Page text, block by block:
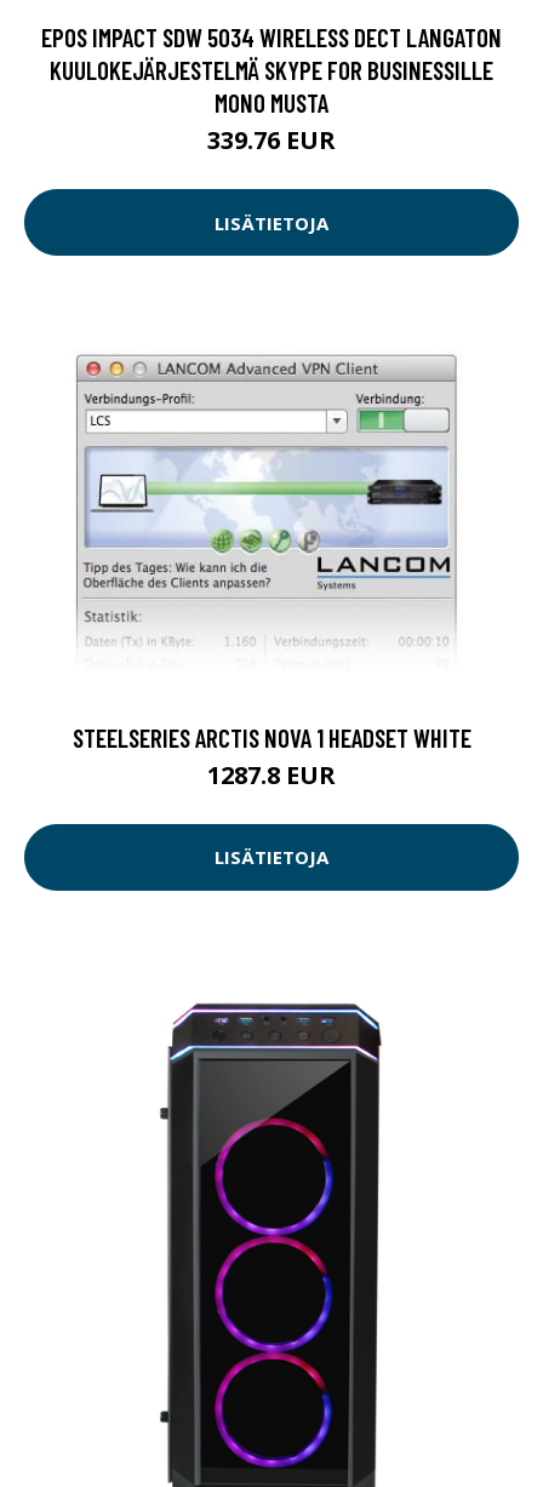
EPOS IMPACT SDW 5034 WIRELESS DECT LANGATON
KUULOKEJÄRJESTELMÄ SKYPE FOR BUSINESSILLE
MONO MUSTA
339.76 EUR
LISÄTIETOJA
STEELSERIES ARCTIS NOVA 1 HEADSET WHITE
1287.8 EUR
LISÄTIETOJA